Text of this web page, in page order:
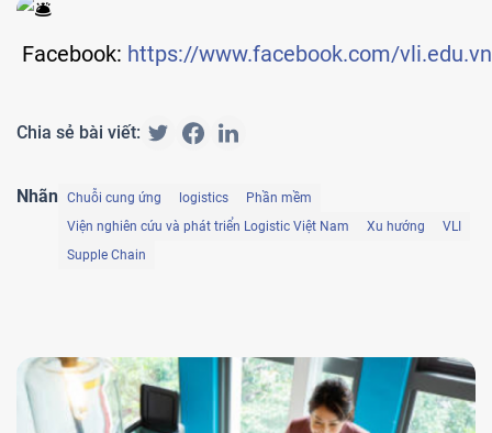
Facebook: https://www.facebook.com/vli.edu.vn
Chia sẻ bài viết:
Nhãn Chuỗi cung ứng logistics
Phần mềm
Viện nghiên cứu và phát triển Logistic Việt Nam
Xu hướng
VLI
Supple Chain